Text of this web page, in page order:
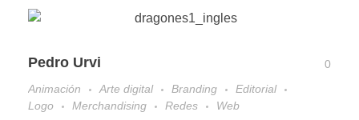
Pedro Urvi
0
Animación
Arte digital Branding
Editorial
Logo
Merchandising Redes Web